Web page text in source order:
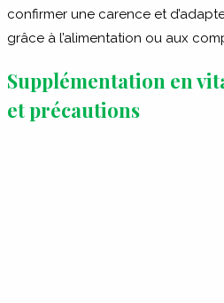
confirmer une carence et
grâce à l’alimentation ou aux
Supplémentation en
et précautions